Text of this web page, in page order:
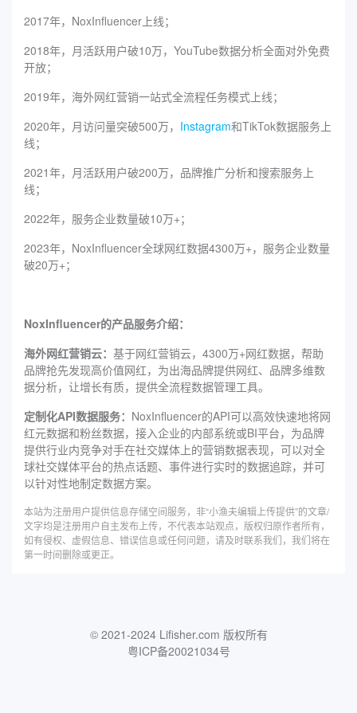
2017年，NoxInfluencer上线；
2018年，月活跃用户破10万，YouTube数据分析全面对外免费
开放；
2019年，海外网红营销一站式全流程任务模式上线；
2020年，月访问量突破500万， Instagram和TikTok数据服务上
线；
2021年，月活跃用户破200万，品牌推广分析和搜索服务上
线；
2022年，服务企业数量破10万+；
2023年，NoxInfluencer全球网红数据4300万+，服务企业数量
破20万+；
NoxInfluencer的产品服务介绍：
海外网红营销云： 基于网红营销云，4300万+网红数据，帮助
品牌抢先发现高价值网红，为出海品牌提供网红、品牌多维数
据分析，让增长有质，提供全流程数据管理工具。
定制化API数据服务： NoxInfluencer的API可以高效快速地将网
红元数据和粉丝数据，接入企业的内部系统或BI平台，为品牌
提供行业内竞争对手在社交媒体上的营销数据表现，可以对全
球社交媒体平台的热点话题、事件进行实时的数据追踪，并可
以针对性地制定数据方案。
本站为注册用户提供信息存储空间服务，非“小渔夫编辑上传提供”的文章/
文字均是注册用户自主发布上传，不代表本站观点，版权归原作者所有，
如有侵权、虚假信息、错误信息或任何问题，请及时联系我们，我们将在
第一时间删除或更正。
© 2021-2024 Lifisher.com 版权所有
粤ICP备20021034号